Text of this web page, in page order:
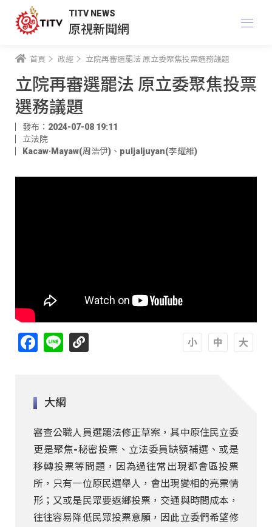
TITV NEWS
原視新聞網
首頁 政經 立院再審選罷法 原立委聚焦投票選務議題
立院再審選罷法 原立委聚焦投票
選務議題
發布：2024-07-08 19:11
立法院
Kacaw·Mayaw(周浩伊) 、 puljaljuyan(李耀維)
Facebook
Line
大綱
審查公職人員選罷法修正草案，其中原住民立委
更是聚焦-秘密投票、立法委員缺額補選、或是
移轉投票等問題，因為過往常出現都會區投票
所，只有一位原民選舉人，會出現變相的亮票情
形；又或是民眾要返鄉投票，交通與時間成本，
往往容易降低民眾投票意願，因此立委們希望修